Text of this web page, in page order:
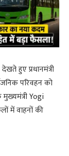
हुए प्रधानमंत्री
परिवहन को
Yogi
में वाहनों की